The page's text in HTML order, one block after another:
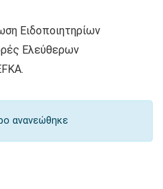
Ειδοποιητηρίων
Ελεύθερων
ανανεώθηκε